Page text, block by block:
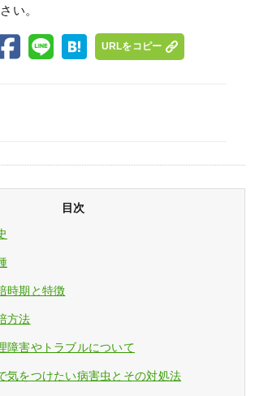
い。
URLをコピー
目次
時期と特徴
方法
障害やトラブルについて
気をつけたい病害虫とその対処法